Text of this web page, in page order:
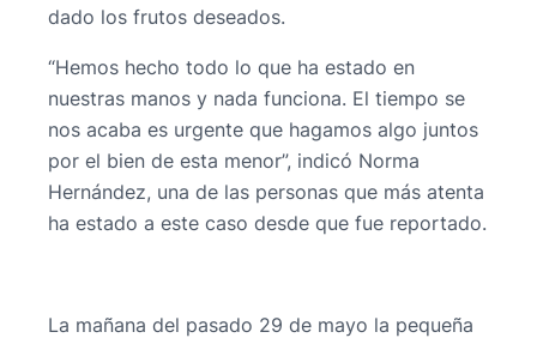
dado los frutos deseados.
“Hemos hecho todo lo que ha estado en
nuestras manos y nada funciona. El tiempo se
nos acaba es urgente que hagamos algo juntos
por el bien de esta menor”, indicó Norma
Hernández, una de las personas que más atenta
ha estado a este caso desde que fue reportado.
La mañana del pasado 29 de mayo la pequeña